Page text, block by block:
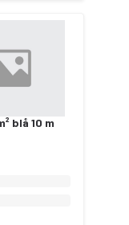
blå 10 m